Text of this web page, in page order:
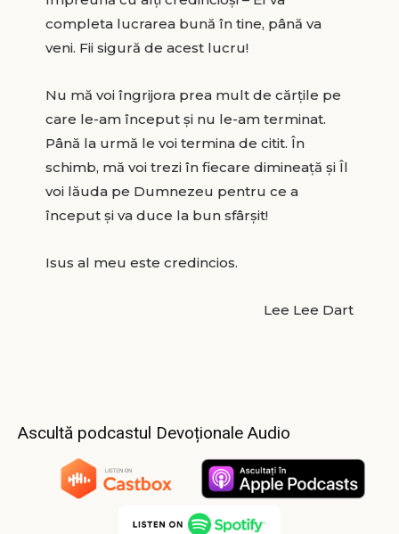
completa lucrarea bună în tine, până va
veni. Fii sigură de acest lucru!
Nu mă voi îngrijora prea mult de cărțile pe
care le-am început și nu le-am terminat.
Până la urmă le voi termina de citit. În
schimb, mă voi trezi în fiecare dimineață și Îl
voi lăuda pe Dumnezeu pentru ce a
început și va duce la bun sfârșit!
Isus al meu este credincios.
Lee Lee Dart
Ascultă podcastul Devoționale Audio